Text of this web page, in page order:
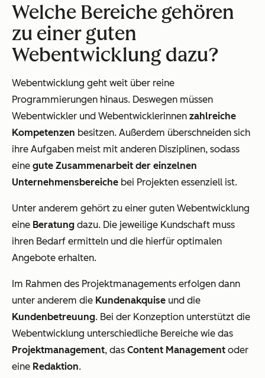
Welche Bereiche gehören
zu einer guten
Webentwicklung dazu?
Webentwicklung geht weit über reine
Programmierungen hinaus. Deswegen müssen
Webentwickler und Webentwicklerinnen zahlreiche
Kompetenzen besitzen. Außerdem überschneiden sich
ihre Aufgaben meist mit anderen Disziplinen, sodass
eine gute Zusammenarbeit der einzelnen
Unternehmensbereiche bei Projekten essenziell ist.
Unter anderem gehört zu einer guten Webentwicklung
eine Beratung dazu. Die jeweilige Kundschaft muss
ihren Bedarf ermitteln und die hierfür optimalen
Angebote erhalten.
Im Rahmen des Projektmanagements erfolgen dann
unter anderem die Kundenakquise und die
Kundenbetreuung. Bei der Konzeption unterstützt die
Webentwicklung unterschiedliche Bereiche wie das
Projektmanagement, das Content Management oder
eine Redaktion.